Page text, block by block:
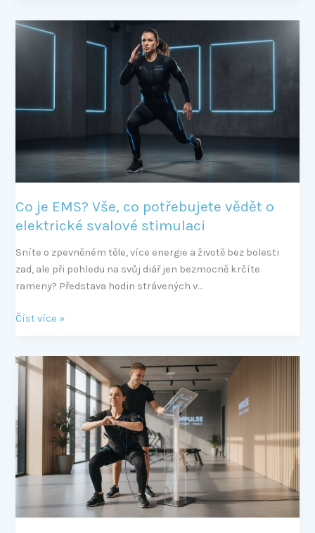
Co je EMS? Vše, co potřebujete vědět o
elektrické svalové stimulaci
Sníte o zpevněném těle, více energie a životě bez bolesti
zad, ale při pohledu na svůj diář jen bezmocně krčíte
rameny? Představa hodin strávených v…
Co
potřebujete
elektrické
Číst více »
Zkušební
Proč
je
to
nejlepší
krok